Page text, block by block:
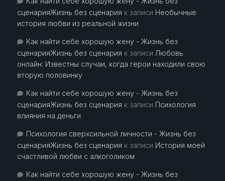
сценарияЖизнь без сценария к записи Необычные
история любви из реальной жизни
Как найти себе хорошую жену - Жизнь без
сценарияЖизнь без сценария к записи Любовь
онлайн: Известны случаи, когда герои находили свою
вторую половинку
Как найти себе хорошую жену - Жизнь без
сценарияЖизнь без сценария к записи Психология
влияния на деньги
Психология сверхсильной личности - Жизнь без
сценарияЖизнь без сценария к записи История моей
счастливой любви с алкоголиком
Как найти себе хорошую жену - Жизнь без